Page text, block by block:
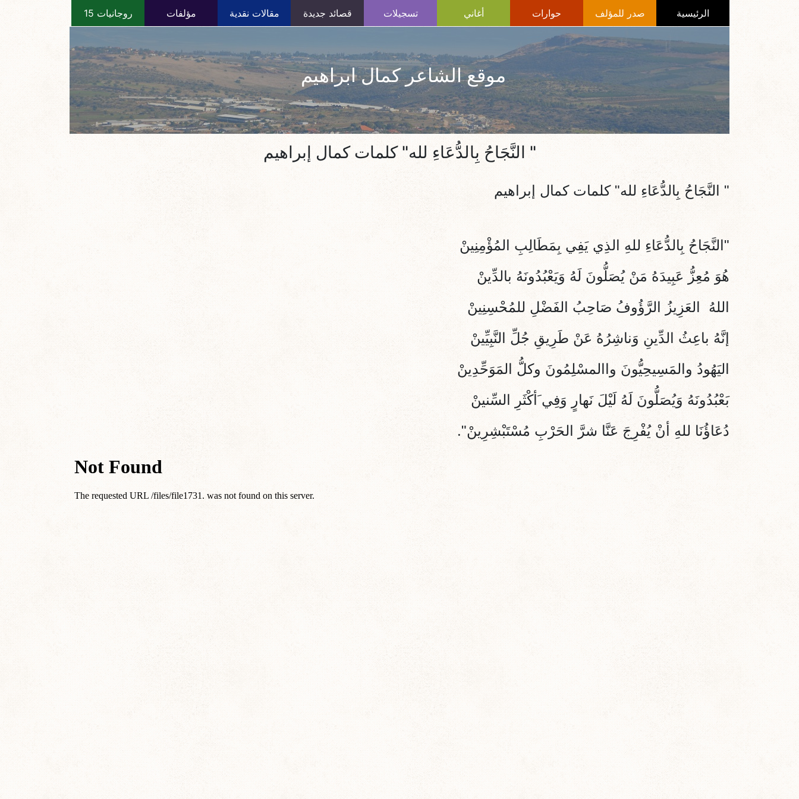
الرئيسية صدر للمؤلف حوارات أغاني تسجيلات قصائد جديدة مقالات نقدية مؤلفات روجانيات 15
موقع الشاعر كمال ابراهيم
" النَّجَاحُ بِالدُّعَاءِ لله" كلمات كمال إبراهيم
" النَّجَاحُ بِالدُّعَاءِ لله" كلمات كمال إبراهيم
"النَّجَاحُ بِالدُّعَاءِ للهِ الذِي يَفِي بِمَطَالِبِ المُؤْمِنِينْ
هُوَ مُعِزُّ عَبِيدَهُ مَنْ يُصَلُّونَ لَهُ وَيَعْبُدُونَهُ بالدِّينْ
اللهُ العَزِيزُ الرَّؤُوفُ صَاحِبُ الفَضْلِ للمُحْسِنِينْ
إنَّهُ باعِثُ الدِّينِ وَناشِرُهُ عَنْ طَرِيقِ جُلِّ النَّبِيِّينْ
اليَهُودُ والمَسِيحِيُّونَ واالمسْلِمُونَ وكلُّ المَوَحِّدِينْ
بَعْبُدُونَهُ وَيُصَلُّونَ لَهُ لَيْلَ نَهارٍ وَفِي َأكْثَرِ السِّنينْ
دُعَاؤُنَا للهِ أنْ يُفْرِجَ عَنَّا شرَّ الحَرْبِ مُسْتَبْشِرِينْ".